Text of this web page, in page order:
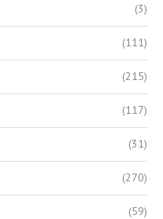
(3)
(111)
(215)
(117)
(31)
(270)
(59)